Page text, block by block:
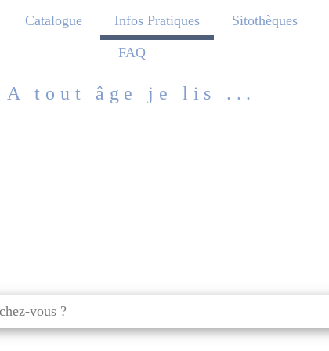
Catalogue Infos Pratiques Sitothèques
FAQ
A tout âge je lis ...